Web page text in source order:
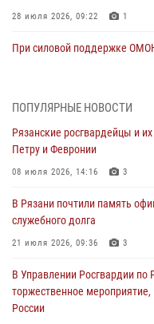
28 июля 2026, 09:22 1
При силовой поддержке
27 июля 2026, 15:26
Офицер вневедомственной
рассказал о службе во
23 июля 2026, 09:02
В Рязани почтили память
служебного долга
21 июля 2026, 09:36 3
Рязанские сотрудники
Росгвардии подвели
ПОПУЛЯРНЫЕ НОВОСТИ
Рязанские росгвардейцы и
Петру и Февронии
08 июля 2026, 14:16 3
В Рязани почтили память
служебного долга
21 июля 2026, 09:36 3
В Управлении Росгвардии по
торжественное
России